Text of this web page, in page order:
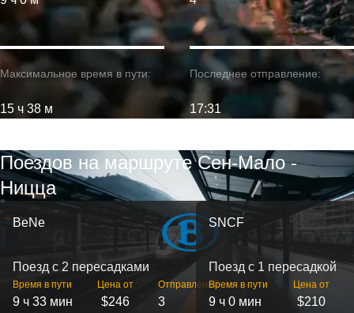
Максимальное время в пути:
15 ч 38 м
Последнее отправление:
17:31
Поездов на маршруте Сен-Мало -
Ницца
BeNe
Поезд с 2 пересадками
Время в пути
9 ч 33 мин
Цена от
$246
Отправлений
3
SNCF
Поезд с 1 пересадкой
Время в пути
9 ч 0 мин
Цена от
$210